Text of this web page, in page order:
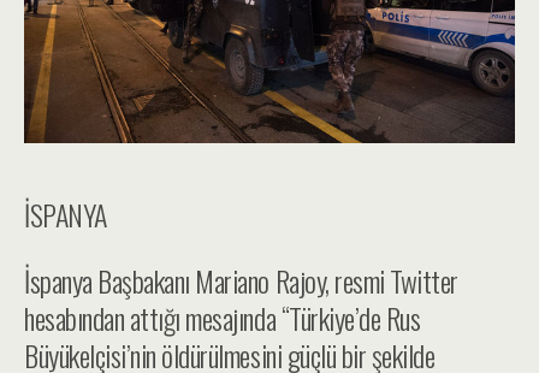
İSPANYA
İspanya Başbakanı Mariano Rajoy, resmi Twitter
hesabından attığı mesajında “Türkiye’de Rus
Büyükelçisi’nin öldürülmesini güçlü bir şekilde